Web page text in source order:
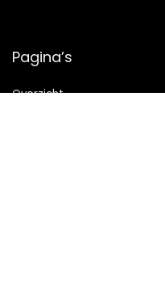
Pagina’s
Overzicht